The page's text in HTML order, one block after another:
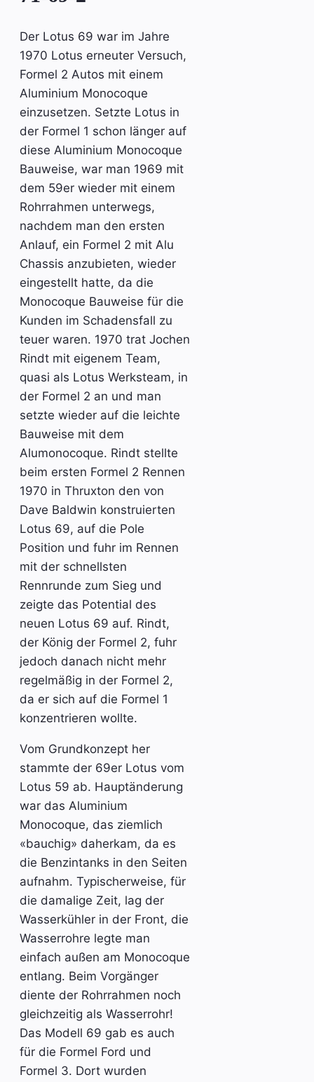
Der Lotus 69 war im Jahre
1970 Lotus erneuter Versuch,
Formel 2 Autos mit einem
Aluminium Monocoque
einzusetzen. Setzte Lotus in
der Formel 1 schon länger auf
diese Aluminium Monocoque
Bauweise, war man 1969 mit
dem 59er wieder mit einem
Rohrrahmen unterwegs,
nachdem man den ersten
Anlauf, ein Formel 2 mit Alu
Chassis anzubieten, wieder
eingestellt hatte, da die
Monocoque Bauweise für die
Kunden im Schadensfall zu
teuer waren. 1970 trat Jochen
Rindt mit eigenem Team,
quasi als Lotus Werksteam, in
der Formel 2 an und man
setzte wieder auf die leichte
Bauweise mit dem
Alumonocoque. Rindt stellte
beim ersten Formel 2 Rennen
1970 in Thruxton den von
Dave Baldwin konstruierten
Lotus 69, auf die Pole
Position und fuhr im Rennen
mit der schnellsten
Rennrunde zum Sieg und
zeigte das Potential des
neuen Lotus 69 auf. Rindt,
der König der Formel 2, fuhr
jedoch danach nicht mehr
regelmäßig in der Formel 2,
da er sich auf die Formel 1
konzentrieren wollte.
Vom Grundkonzept her
stammte der 69er Lotus vom
Lotus 59 ab. Hauptänderung
war das Aluminium
Monocoque, das ziemlich
«bauchig» daherkam, da es
die Benzintanks in den Seiten
aufnahm. Typischerweise, für
die damalige Zeit, lag der
Wasserkühler in der Front, die
Wasserrohre legte man
einfach außen am Monocoque
entlang. Beim Vorgänger
diente der Rohrrahmen noch
gleichzeitig als Wasserrohr!
Das Modell 69 gab es auch
für die Formel Ford und
Formel 3. Dort wurden